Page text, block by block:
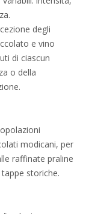
degli
e vino
di ciascun
o della
modicani, per
raffinate praline
storiche.